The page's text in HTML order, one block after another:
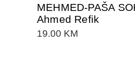
MEHMED-PAŠA
Ahmed Refik
19.00 KM